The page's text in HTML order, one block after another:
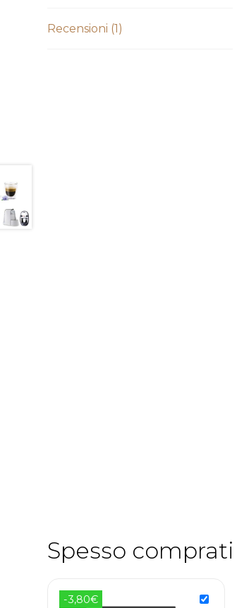
Recensioni (1)
Spesso
-3,80€